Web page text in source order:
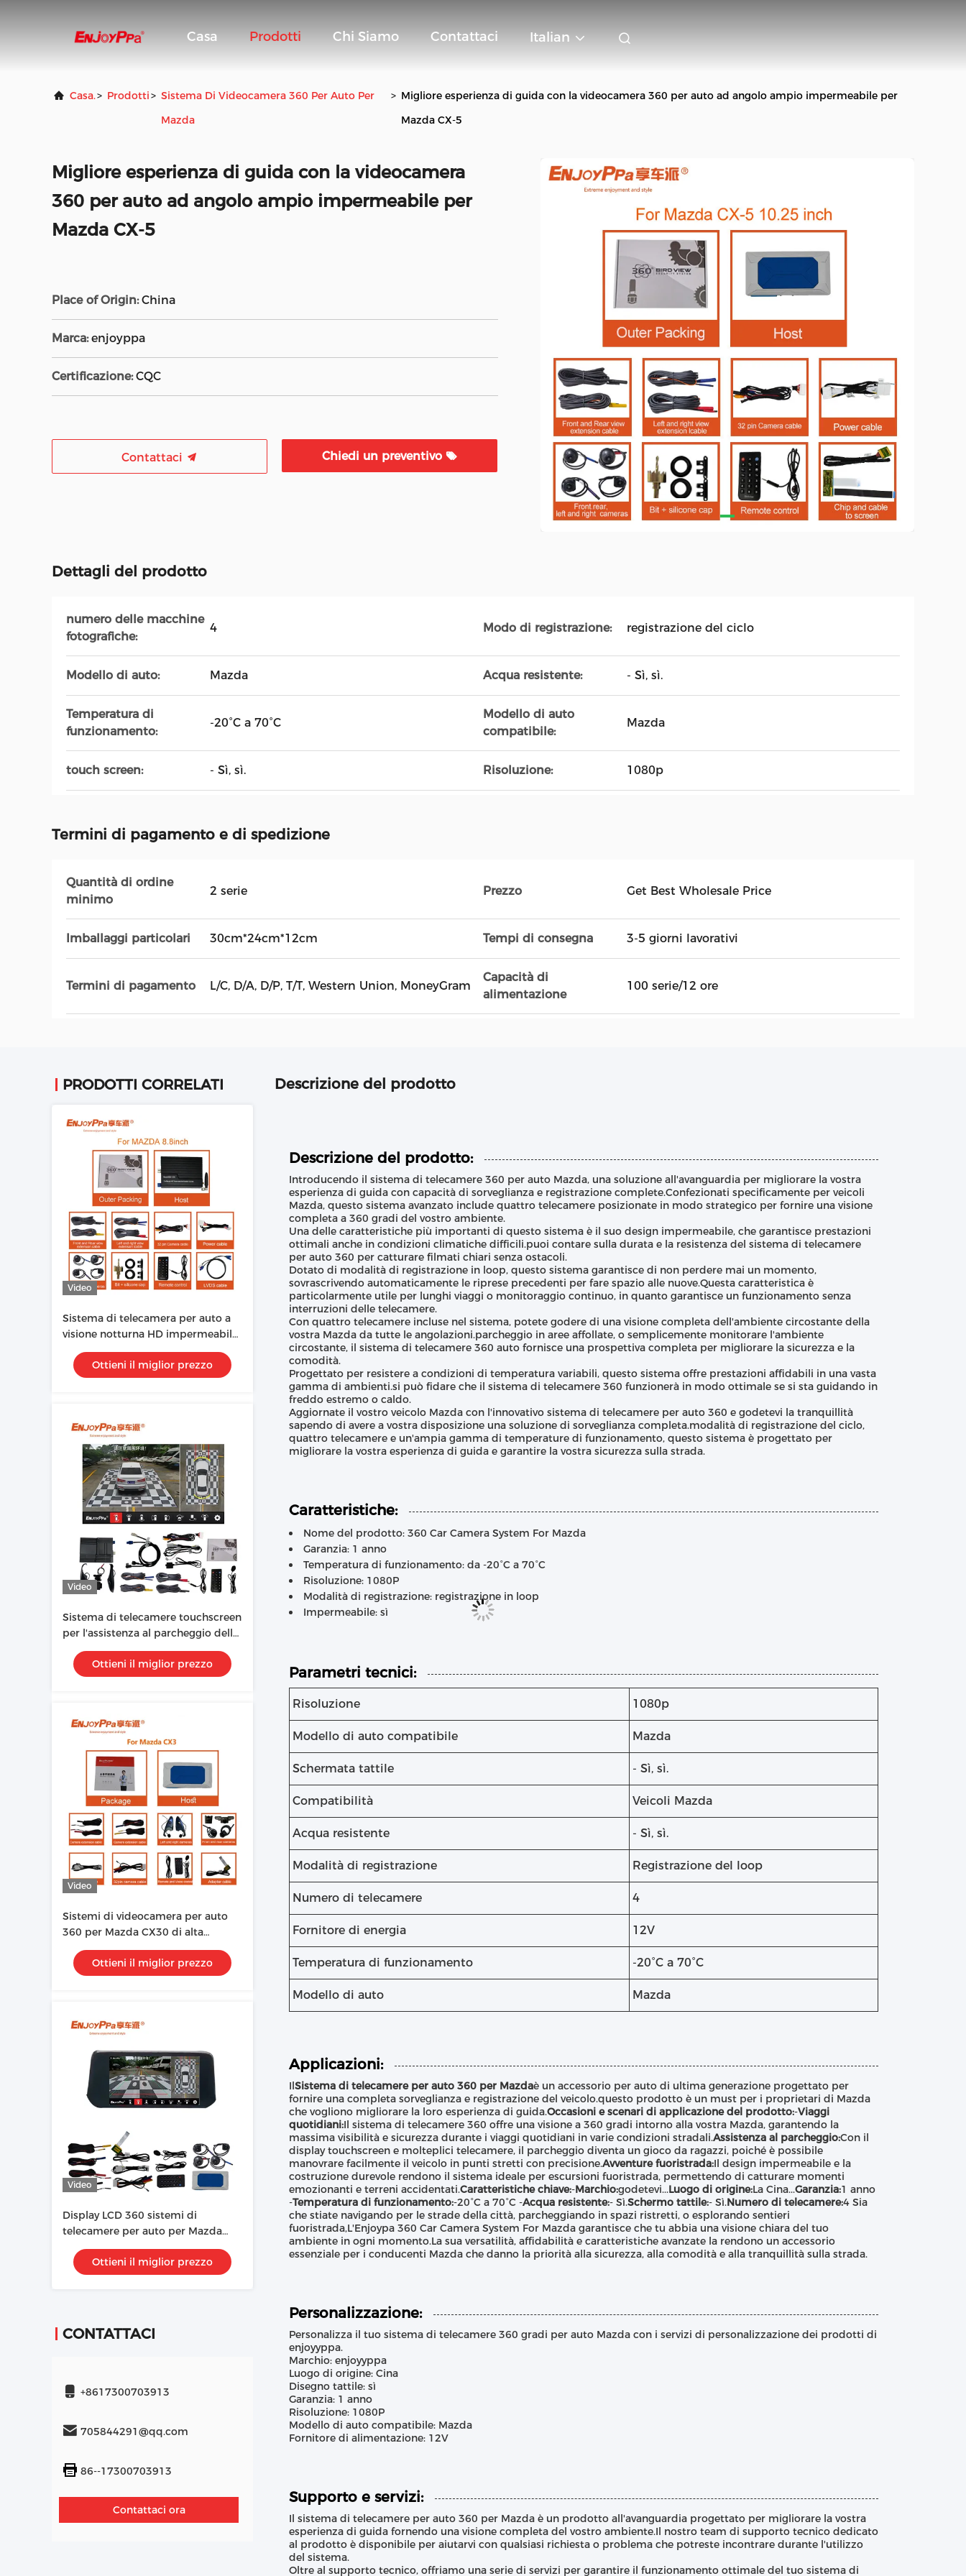
Casa Prodotti Chi Siamo Contattaci Italian
Casa.> Prodotti> Sistema Di Videocamera 360 Per Auto Per
Mazda
> Migliore esperienza di guida con la videocamera 360 per auto ad angolo ampio impermeabile per
Mazda CX-5
Migliore esperienza di guida con la videocamera
360 per auto ad angolo ampio impermeabile per
Mazda CX-5
Place of Origin: China
Marca: enjoyppa
Certificazione: CQC
Contattaci Chiedi un preventivo
Dettagli del prodotto
numero delle macchine
fotografiche:
4 Modo di registrazione: registrazione del ciclo
Modello di auto: Mazda Acqua resistente: - Sì, sì.
Temperatura di
funzionamento:
-20°C a 70°C
Modello di auto
compatibile:
Mazda
touch screen: - Sì, sì. Risoluzione: 1080p
Termini di pagamento e di spedizione
Quantità di ordine
minimo
2 serie Prezzo Get Best Wholesale Price
Imballaggi particolari 30cm*24cm*12cm Tempi di consegna 3-5 giorni lavorativi
Termini di pagamento L/C, D/A, D/P, T/T, Western Union, MoneyGram
Capacità di
alimentazione
100 serie/12 ore
PRODOTTI CORRELATI
Video
Sistema di telecamera per auto a
visione notturna HD impermeabile
360 per schermo Mazda da 8,8
polliciOttieni il miglior prezzo
Video
Sistema di telecamere touchscreen
per l'assistenza al parcheggio della
Mazda CX8
Ottieni il miglior prezzo
Video
Sistemi di videocamera per auto
360 per Mazda CX30 di alta
sicurezza
Ottieni il miglior prezzo
Video
Display LCD 360 sistemi di
telecamere per auto per Mazda
CX3 Recording Decorder HD
CameraOttieni il miglior prezzo
CONTATTACI
+8617300703913
705844291@qq.com
86--17300703913
Contattaci ora
Descrizione del prodotto
Descrizione del prodotto:
Introducendo il sistema di telecamere 360 per auto Mazda, una soluzione all'avanguardia per migliorare la vostra
esperienza di guida con capacità di sorveglianza e registrazione complete.Confezionati specificamente per veicoli
Mazda, questo sistema avanzato include quattro telecamere posizionate in modo strategico per fornire una visione
completa a 360 gradi del vostro ambiente.
Una delle caratteristiche più importanti di questo sistema è il suo design impermeabile, che garantisce prestazioni
ottimali anche in condizioni climatiche difficili.puoi contare sulla durata e la resistenza del sistema di telecamere
per auto 360 per catturare filmati chiari senza ostacoli.
Dotato di modalità di registrazione in loop, questo sistema garantisce di non perdere mai un momento,
sovrascrivendo automaticamente le riprese precedenti per fare spazio alle nuove.Questa caratteristica è
particolarmente utile per lunghi viaggi o monitoraggio continuo, in quanto garantisce un funzionamento senza
interruzioni delle telecamere.
Con quattro telecamere incluse nel sistema, potete godere di una visione completa dell'ambiente circostante della
vostra Mazda da tutte le angolazioni.parcheggio in aree affollate, o semplicemente monitorare l'ambiente
circostante, il sistema di telecamere 360 auto fornisce una prospettiva completa per migliorare la sicurezza e la
comodità.
Progettato per resistere a condizioni di temperatura variabili, questo sistema offre prestazioni affidabili in una vasta
gamma di ambienti.si può fidare che il sistema di telecamere 360 funzionerà in modo ottimale se si sta guidando in
freddo estremo o caldo.
Aggiornate il vostro veicolo Mazda con l'innovativo sistema di telecamere per auto 360 e godetevi la tranquillità
sapendo di avere a vostra disposizione una soluzione di sorveglianza completa.modalità di registrazione del ciclo,
quattro telecamere e un'ampia gamma di temperature di funzionamento, questo sistema è progettato per
migliorare la vostra esperienza di guida e garantire la vostra sicurezza sulla strada.
Caratteristiche:
Nome del prodotto: 360 Car Camera System For Mazda
Garanzia: 1 anno
Temperatura di funzionamento: da -20°C a 70°C
Risoluzione: 1080P
Modalità di registrazione: registrazione in loop
Impermeabile: sì
Parametri tecnici:
Risoluzione 1080p
Modello di auto compatibile Mazda
Schermata tattile - Sì, sì.
Compatibilità Veicoli Mazda
Acqua resistente - Sì, sì.
Modalità di registrazione Registrazione del loop
Numero di telecamere 4
Fornitore di energia 12V
Temperatura di funzionamento -20°C a 70°C
Modello di auto Mazda
Applicazioni:
IlSistema di telecamere per auto 360 per Mazdaè un accessorio per auto di ultima generazione progettato per
fornire una completa sorveglianza e registrazione del veicolo.questo prodotto è un must per i proprietari di Mazda
che vogliono migliorare la loro esperienza di guida.Occasioni e scenari di applicazione del prodotto:-Viaggi
quotidiani:Il sistema di telecamere 360 offre una visione a 360 gradi intorno alla vostra Mazda, garantendo la
massima visibilità e sicurezza durante i viaggi quotidiani in varie condizioni stradali.Assistenza al parcheggio:Con il
display touchscreen e molteplici telecamere, il parcheggio diventa un gioco da ragazzi, poiché è possibile
manovrare facilmente il veicolo in punti stretti con precisione.Avventure fuoristrada:Il design impermeabile e la
costruzione durevole rendono il sistema ideale per escursioni fuoristrada, permettendo di catturare momenti
emozionanti e terreni accidentati.Caratteristiche chiave:-Marchio:godetevi...Luogo di origine:La Cina...Garanzia:1 anno
-Temperatura di funzionamento:-20°C a 70°C -Acqua resistente:- Sì.Schermo tattile:- Sì.Numero di telecamere:4 Sia
che stiate navigando per le strade della città, parcheggiando in spazi ristretti, o esplorando sentieri
fuoristrada,L'Enjoypa 360 Car Camera System For Mazda garantisce che tu abbia una visione chiara del tuo
ambiente in ogni momento.La sua versatilità, affidabilità e caratteristiche avanzate la rendono un accessorio
essenziale per i conducenti Mazda che danno la priorità alla sicurezza, alla comodità e alla tranquillità sulla strada.
Personalizzazione:
Personalizza il tuo sistema di telecamere 360 gradi per auto Mazda con i servizi di personalizzazione dei prodotti di
enjoyyppa.
Marchio: enjoyyppa
Luogo di origine: Cina
Disegno tattile: sì
Garanzia: 1 anno
Risoluzione: 1080P
Modello di auto compatibile: Mazda
Fornitore di alimentazione: 12V
Supporto e servizi:
Il sistema di telecamere per auto 360 per Mazda è un prodotto all'avanguardia progettato per migliorare la vostra
esperienza di guida fornendo una visione completa del vostro ambiente.Il nostro team di supporto tecnico dedicato
al prodotto è disponibile per aiutarvi con qualsiasi richiesta o problema che potreste incontrare durante l'utilizzo
del sistema.
Oltre al supporto tecnico, offriamo una serie di servizi per garantire il funzionamento ottimale del tuo sistema di